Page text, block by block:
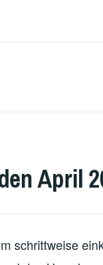
April
schrittweise